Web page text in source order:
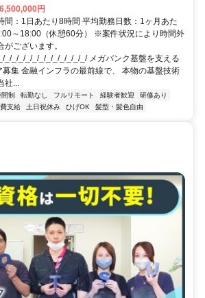
円
間：1日あたり8時間 平均勤務日数：1ヶ月あた
～18:00（休憩60分） ※案件状況により時間外
ございます。
_/_/_/_/_/_/_/_/_/_/_/_/ メガバンク基盤を支える
募集 金融インフラの最前線で、 本物の基盤技術
...
制 転勤なし フルリモート 経験者歓迎
研修あり
支給 土日祝休み ひげOK 髪型・髪色自由